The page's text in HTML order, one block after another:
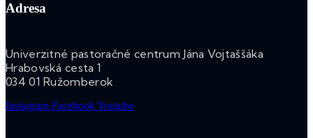
Adresa
Univerzitné pastoračné centrum Jána Vojtaššáka
Hrabovská cesta 1
034 01 Ružomberok
Instagram FacebookYoutube